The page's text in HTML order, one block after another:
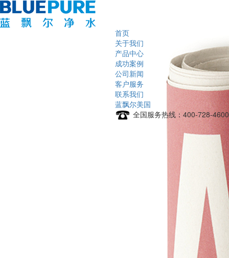
首页
关于我们
产品中心
成功案例
公司新闻
客户服务
联系我们
蓝飘尔美国
全国服务热线： 400-728-4600